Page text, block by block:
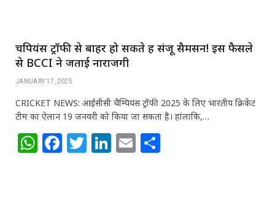
चैंपियंस ट्रॉफी से बाहर हो सकते हैं संजू सैमसन! इस फैसले
से BCCI ने जताई नाराजगी
JANUARY 17, 2025
CRICKET NEWS: आईसीसी चैम्पियंस ट्रॉफी 2025 के लिए भारतीय क्रिकेट
टीम का ऐलान 19 जनवरी को किया जा सकता है। हांलाकि,…
W F T Li E